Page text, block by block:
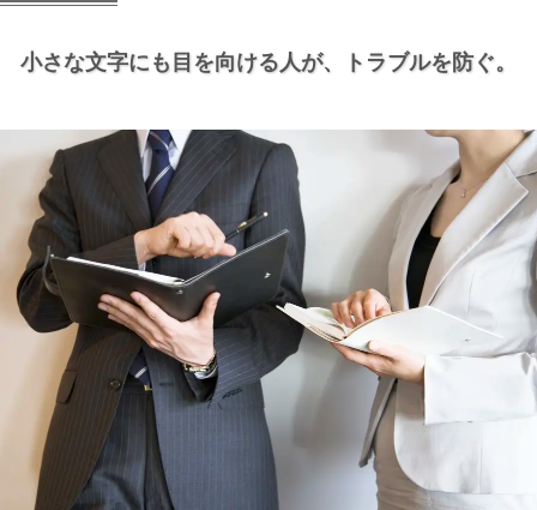
小さな文字にも目を向ける人が、 トラブルを防ぐ。